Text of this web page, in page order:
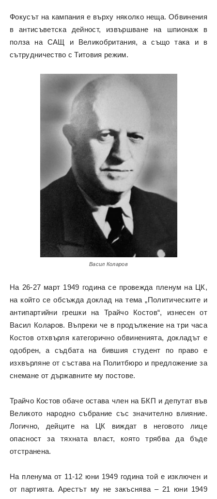
Фокусът на кампания е върху няколко неща. Обвинения
в антисъветска дейност, извършване на шпионаж в
полза на САЩ и Великобритания, а също така и в
сътрудничество с Титовия режим.
Васил Коларов
На 26-27 март 1949 година се провежда пленум на ЦК,
на който се обсъжда доклад на тема „Политическите и
антипартийни грешки на Трайчо Костов“, изнесен от
Васил Коларов. Въпреки че в продължение на три часа
Костов отхвърля категорично обвиненията, докладът е
одобрен, а съдбата на бившия студент по право е
изхвърляне от състава на Политбюро и предложение за
снемане от държавните му постове.
Трайчо Костов обаче остава член на БКП и депутат във
Великото народно събрание със значително влияние.
Логично, дейците на ЦК виждат в неговото лице
опасност за тяхната власт, която трябва да бъде
отстранена.
На пленума от 11-12 юни 1949 година той е изключен и
от партията. Арестът му не закъснява – 21 юни 1949